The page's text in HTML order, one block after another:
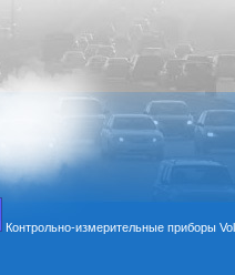
Контрольно-измерительные приборы